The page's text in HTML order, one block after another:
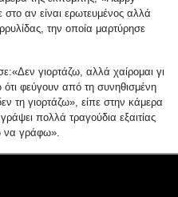
αν είναι ερωτευμένος αλλά
την οποία μαρτύρησε
γιορτάζω, αλλά χαίρομαι γι
φεύγουν από τη συνηθισμένη
τη γιορτάζω», είπε στην κάμερα
πολλά τραγούδια εξαιτίας
να γράφω».